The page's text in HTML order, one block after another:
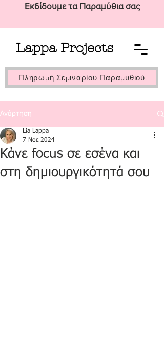
Lappa Projects
Εκδίδουμε τα Παραμύθια σας
Πληρωμή Σεμιναρίου Παραμυθιού
Ανάρτηση
Κάνε focus σε εσένα και
στη δημιουργικότητά σου
Lia Lappa
7 Νοε 2024